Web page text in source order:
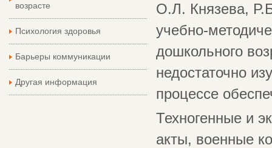
возрасте
Психология здоровья
Барьеры коммуникации
Другая информация
О.Л. Князева,
учебно-
дошкольного
недостаточно
процессе
Техногенные и
акты, военные